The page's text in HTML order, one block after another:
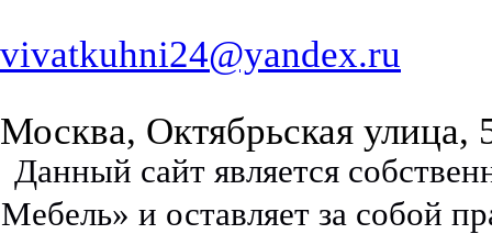
vivatkuhni24@yandex.ru
Москва, Октябрьская улица,
Данный сайт является
Мебель» и оставляет за собой